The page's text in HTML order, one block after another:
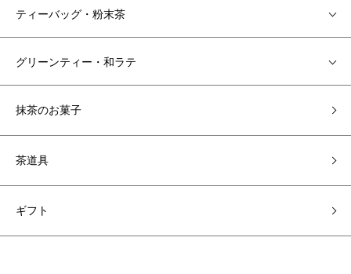
ティーバッグ・粉末茶
グリーンティー・和ラテ
抹茶のお菓子
茶道具
ギフト